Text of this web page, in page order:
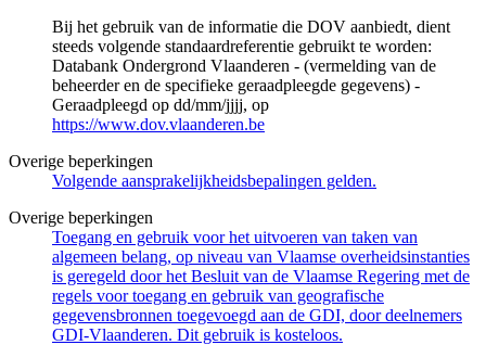
Bij het gebruik van de informatie die DOV aanbiedt, dient
steeds volgende standaardreferentie gebruikt te worden:
Databank Ondergrond Vlaanderen - (vermelding van de
beheerder en de specifieke geraadpleegde gegevens) -
Geraadpleegd op dd/mm/jjjj, op
https://www.dov.vlaanderen.be
Overige beperkingen
Volgende aansprakelijkheidsbepalingen gelden.
Overige beperkingen
Toegang en gebruik voor het uitvoeren van taken van
algemeen belang, op niveau van Vlaamse overheidsinstanties
is geregeld door het Besluit van de Vlaamse Regering met de
regels voor toegang en gebruik van geografische
gegevensbronnen toegevoegd aan de GDI, door deelnemers
GDI-Vlaanderen. Dit gebruik is kosteloos.